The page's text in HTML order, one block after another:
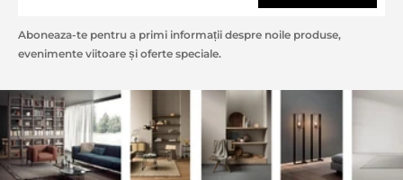
Aboneaza-te pentru a primi informații despre noile produse,
evenimente viitoare și oferte speciale.